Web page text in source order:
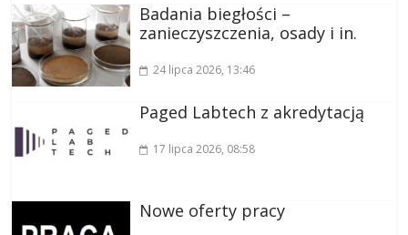
Badania biegłości –
zanieczyszczenia, osady i in.
24 lipca 2026, 13:46
Paged Labtech z akredytacją
17 lipca 2026, 08:58
Nowe oferty pracy